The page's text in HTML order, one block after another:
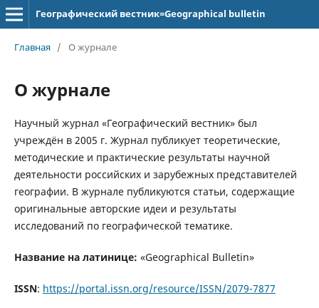
Географический вестник=Geographical bulletin
Главная / О журнале
О журнале
Научный журнал «Географический вестник» был
учреждён в 2005 г. Журнал публикует теоретические,
методические и практические результаты научной
деятельности российских и зарубежных представителей
географии. В журнале публикуются статьи, содержащие
оригинальные авторские идеи и результаты
исследований по географической тематике.
Название на латинице: «Geographical Bulletin»
ISSN: https://portal.issn.org/resource/ISSN/2079-7877